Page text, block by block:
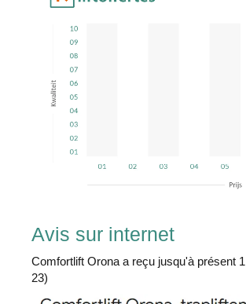
Avis sur internet
Comfortlift Orona a reçu jusqu'à présent
23)